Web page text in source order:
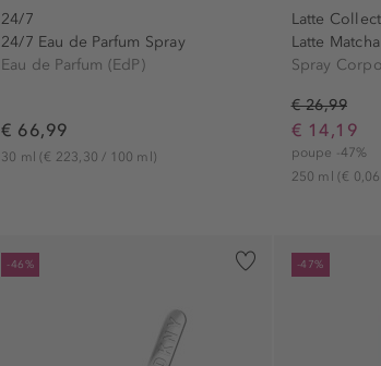
24/7
24/7 Eau de Parfum Spray
Eau de Parfum (EdP)
€ 66,99
30 ml(€ 223,30 / 100 ml)
Latte
Latte
Spray
€ 26,99
€ 14,19
poupe -47%
250 ml (€
-46% -47%